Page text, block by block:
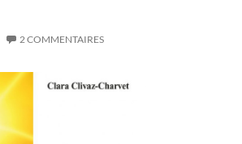
2 COMMENTAIRES